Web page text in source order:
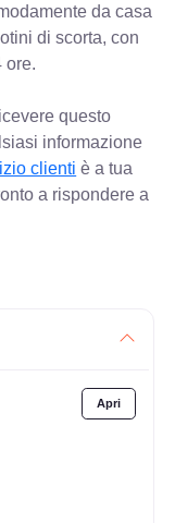
da casa
di scorta, con
ore.
questo
informazione
clienti è a tua
a rispondere a